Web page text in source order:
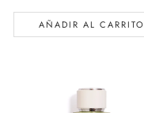
AÑADIR AL CARRITO